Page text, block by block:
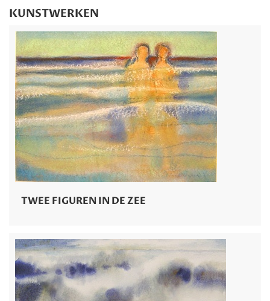
KUNSTWERKEN
TWEE FIGUREN IN DE ZEE